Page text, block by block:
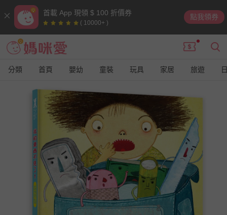
首載 App 現領 $ 100 折價券
( 10000+ )
點我領券
分類 首頁 嬰幼 童裝 玩具 家居 旅遊